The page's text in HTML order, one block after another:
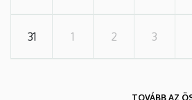
31 1 2 3
TOVÁBB AZ